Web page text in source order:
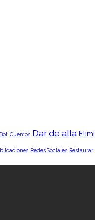
Cuentos Dar de alta
Redes Sociales Restaurar